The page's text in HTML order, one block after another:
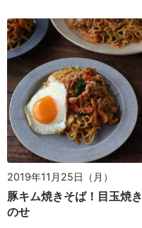
2019年11月25日（月）
豚キム焼きそば！目玉焼き
のせ